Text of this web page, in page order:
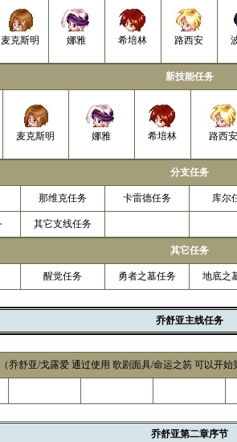
麦克斯明 娜雅 希培林 路西安
新技能任务
麦克斯明 娜雅 希培林 路西
分支任务
那维克任务 卡雷德任务 库尔
其它支线任务
其它任务
醒觉任务 勇者之墓任务 地底之
乔舒亚主线任务
（乔舒亚/戈露爱 通过使用 歌剧面具/命运之笏 可以开
乔舒亚第二章序节